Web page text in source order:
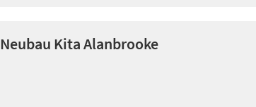
Neubau Kita Alanbrooke